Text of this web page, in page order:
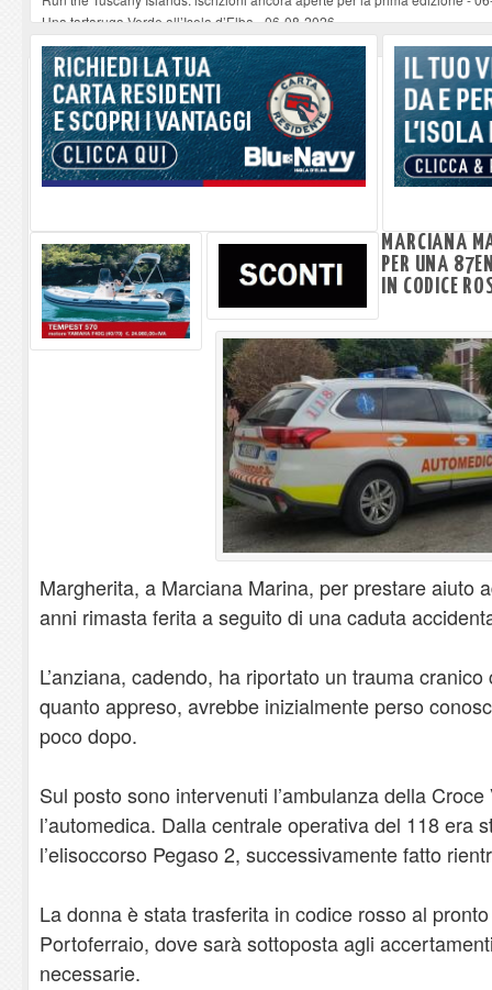
Una tartaruga Verde all’Isola d’Elba-06-08-2026
Furgone in fiamme a Capoliveri, illeso il conducente-06-08-2026
Campo: chiusura della biblioteca comunale in occasione del Santo Patrono
A Carpani si apre la Festa di Liberazione: il programma della prima serata-
MARCIANA
PER UNA
IN CODICE
Margherita, a Marciana Marina, per prestare aiuto
anni rimasta ferita a seguito di una caduta
L’anziana, cadendo, ha riportato un trauma
quanto appreso, avrebbe inizialmente perso
poco dopo.
Sul posto sono intervenuti l’ambulanza della
l’automedica. Dalla centrale operativa del 118 era
l’elisoccorso Pegaso 2, successivamente fatto
La donna è stata trasferita in codice rosso al
Portoferraio, dove sarà sottoposta agli
necessarie.